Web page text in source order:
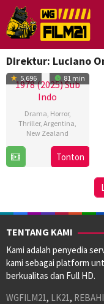
Loncat
ke
konten
Direktur: Luciano
5.696 81 min
1978 (2025) Sub
Indo
Drama, Horror,
Thriller,Argentina,
New Zealand
Mar
Luciano
Onetti
Tonton
TENTANG KAMI
Kami adalah penyedia
kami sebagai platform
berkualitas dan Full HD.
WGFILM21, LK21,